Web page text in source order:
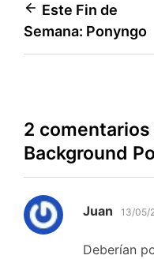
Navegación
de
Este Fin de
Semana: Ponyngo
2 comentarios
Background
Juan dice:
13/05/
Deberían